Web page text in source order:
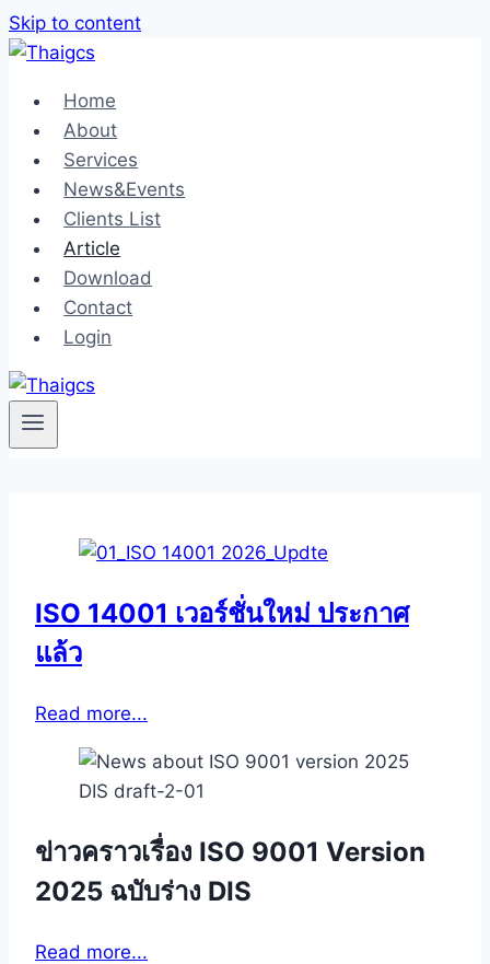
Skip to content
Home
About
Services
News&Events
Clients List
Article
Download
Contact
Login
ISO 14001 เวอร์ชั่นใหม่ ประกาศ
แล้ว
Read more...
ข่าวคราวเรื่อง ISO 9001 Version
2025 ฉบับร่าง DIS
Read more...